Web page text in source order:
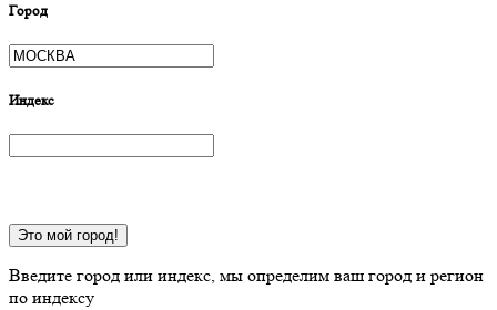
Город
Индекс
Это мой город!
Введите город или индекс, мы определим ваш город и регион
по индексу